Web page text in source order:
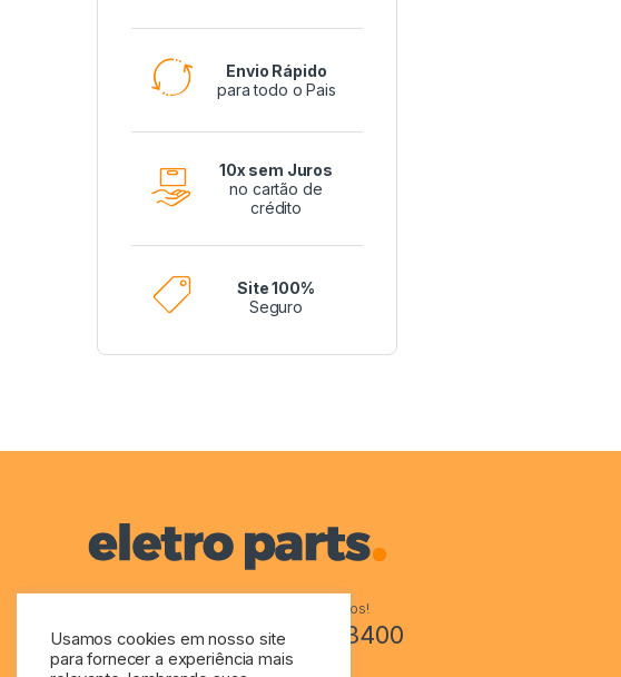
Envio Rápido
para todo o Pais
10x sem Juros
no cartão de
crédito
Site 100%
Seguro
Tem perguntas? Ligue-nos!
+55 48 3244-3400
Usamos cookies em nosso site
para fornecer a experiência mais